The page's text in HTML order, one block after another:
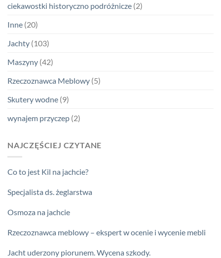
ciekawostki historyczno podróżnicze (2)
Inne (20)
Jachty (103)
Maszyny (42)
Rzeczoznawca Meblowy (5)
Skutery wodne (9)
wynajem przyczep (2)
NAJCZĘŚCIEJ CZYTANE
Co to jest Kil na jachcie?
Specjalista ds. żeglarstwa
Osmoza na jachcie
Rzeczoznawca meblowy – ekspert w ocenie i wycenie mebli
Jacht uderzony piorunem. Wycena szkody.